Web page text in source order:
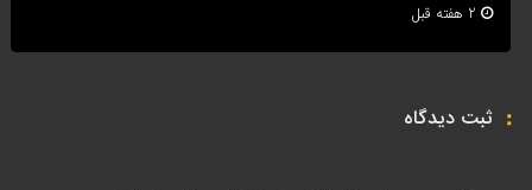
2 هفته قبل
ثبت دیدگاه